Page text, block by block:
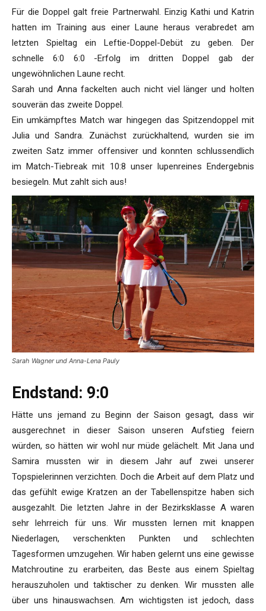
Für die Doppel galt freie Partnerwahl. Einzig Kathi und Katrin
hatten im Training aus einer Laune heraus verabredet am
letzten Spieltag ein Leftie-Doppel-Debüt zu geben. Der
schnelle 6:0 6:0 -Erfolg im dritten Doppel gab der
ungewöhnlichen Laune recht.
Sarah und Anna fackelten auch nicht viel länger und holten
souverän das zweite Doppel.
Ein umkämpftes Match war hingegen das Spitzendoppel mit
Julia und Sandra. Zunächst zurückhaltend, wurden sie im
zweiten Satz immer offensiver und konnten schlussendlich
im Match-Tiebreak mit 10:8 unser lupenreines Endergebnis
besiegeln. Mut zahlt sich aus!
Sarah Wagner und Anna-Lena Pauly
Endstand: 9:0
Hätte uns jemand zu Beginn der Saison gesagt, dass wir
ausgerechnet in dieser Saison unseren Aufstieg feiern
würden, so hätten wir wohl nur müde gelächelt. Mit Jana und
Samira mussten wir in diesem Jahr auf zwei unserer
Topspielerinnen verzichten. Doch die Arbeit auf dem Platz und
das gefühlt ewige Kratzen an der Tabellenspitze haben sich
ausgezahlt. Die letzten Jahre in der Bezirksklasse A waren
sehr lehrreich für uns. Wir mussten lernen mit knappen
Niederlagen, verschenkten Punkten und schlechten
Tagesformen umzugehen. Wir haben gelernt uns eine gewisse
Matchroutine zu erarbeiten, das Beste aus einem Spieltag
herauszuholen und taktischer zu denken. Wir mussten alle
über uns hinauswachsen. Am wichtigsten ist jedoch, dass